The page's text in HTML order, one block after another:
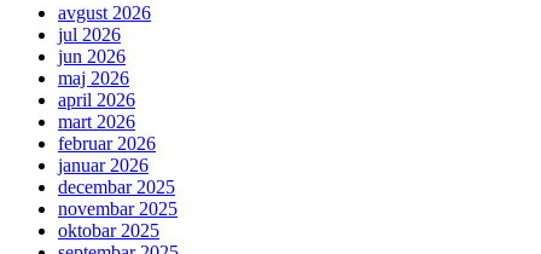
avgust 2026
jul 2026
jun 2026
maj 2026
april 2026
mart 2026
februar 2026
januar 2026
decembar 2025
novembar 2025
oktobar 2025